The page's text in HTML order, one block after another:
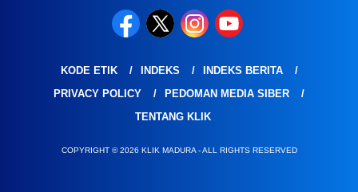
KODE ETIK INDEKS
INDEKS BERITA
PRIVACY POLICY
PEDOMAN MEDIA SIBER
TENTANG KLIK
COPYRIGHT © 2026 KLIK MADURA - ALL RIGHTS RESERVED